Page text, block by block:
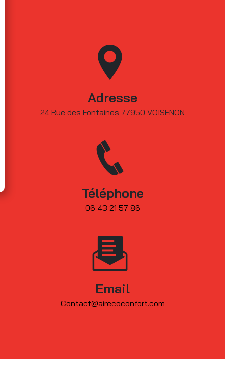
Adresse
24 Rue des Fontaines 77950 VOISENON
Téléphone
06 43 21 57 86
Email
contact@airecoconfort.com